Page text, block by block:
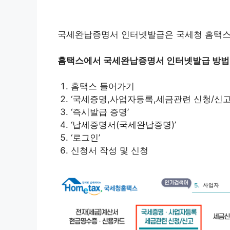
국세완납증명서 인터넷발급은 국세청 홈택
홈택스에서 국세완납증명서 인터넷발급 방법
홈택스 들어가기
‘국세증명,사업자등록,세금관련 신청/신고
‘즉시발급 증명’
‘납세증명서(국세완납증명)’
‘로그인’
신청서 작성 및 신청